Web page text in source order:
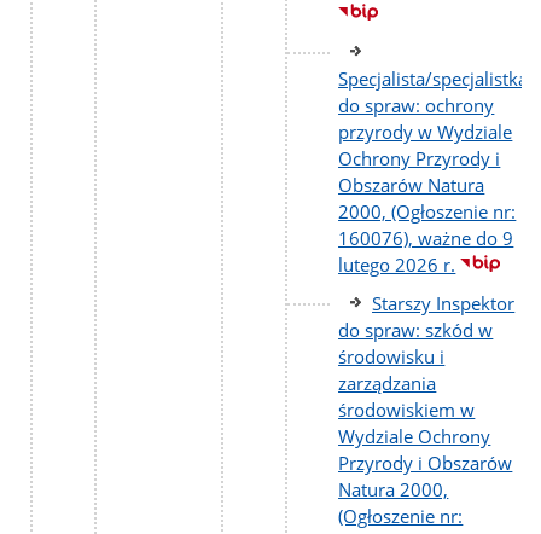
Specjalista/specjalistka
do spraw: ochrony
przyrody w Wydziale
Ochrony Przyrody i
Obszarów Natura
2000, (Ogłoszenie nr:
160076), ważne do 9
lutego 2026 r.
Starszy Inspektor
do spraw: szkód w
środowisku i
zarządzania
środowiskiem w
Wydziale Ochrony
Przyrody i Obszarów
Natura 2000,
(Ogłoszenie nr: